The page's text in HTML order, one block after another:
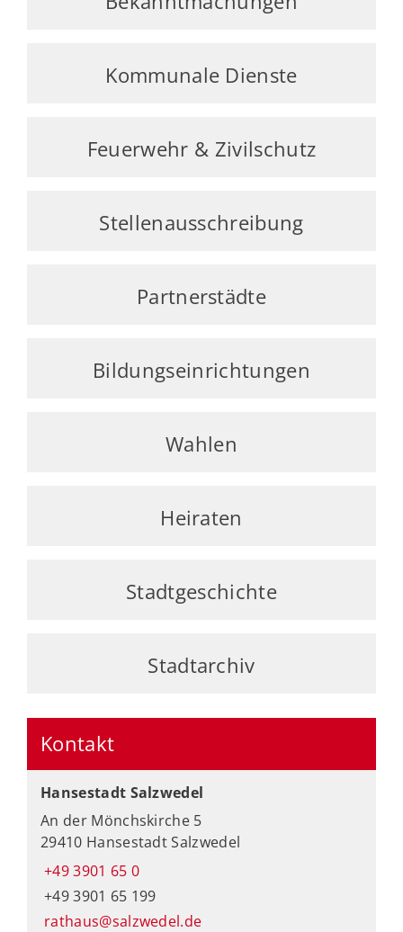
Kommunale Dienste
Feuerwehr & Zivilschutz
Stellenausschreibung
Partnerstädte
Bildungseinrichtungen
Wahlen
Heiraten
Stadtgeschichte
Stadtarchiv
Kontakt
Hansestadt Salzwedel
An der Mönchskirche 5
29410 Hansestadt Salzwedel
+49 3901 65 0
+49 3901 65 199
rathaus@salzwedel.de